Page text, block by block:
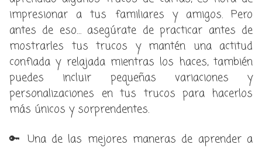
impresionar a tus familiares y amigos. Pero
antes de eso… asegúrate de practicar antes de
mostrarles tus trucos y mantén una actitud
confiada y relajada mientras los haces, también
puedes incluir pequeñas variaciones y
personalizaciones en tus trucos para hacerlos
más únicos y sorprendentes.
🔑 Una de las mejores maneras de aprender a